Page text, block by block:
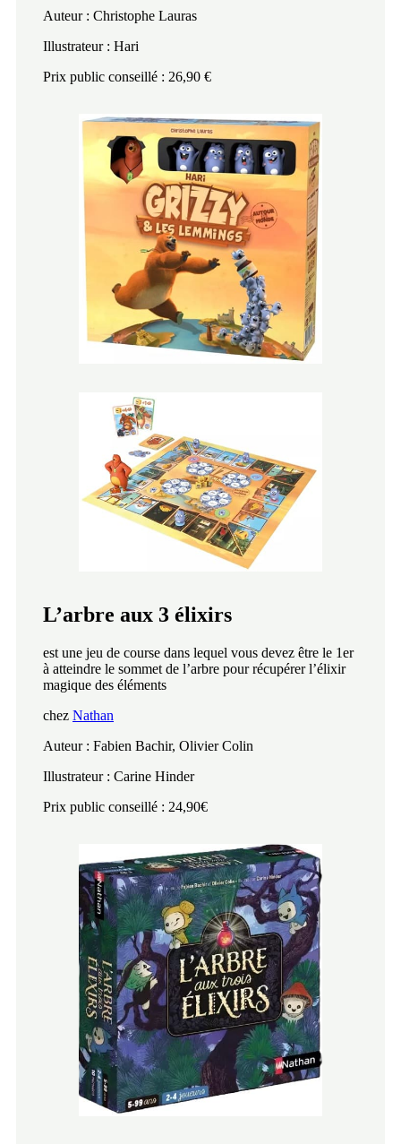
Auteur : Christophe Lauras
Illustrateur : Hari
Prix public conseillé : 26,90 €
L’arbre aux 3 élixirs
est une jeu de course dans lequel vous devez être le 1er
à atteindre le sommet de l’arbre pour récupérer l’élixir
magique des éléments
chez Nathan
Auteur : Fabien Bachir, Olivier Colin
Illustrateur : Carine Hinder
Prix public conseillé : 24,90€